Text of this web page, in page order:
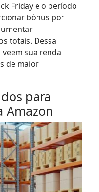
Friday e o período
bônus por
totais. Dessa
sua renda
de maior
para
Amazon